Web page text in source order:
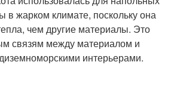
в жарком климате, поскольку она
чем другие материалы. Это
связям между материалом и
интерьерами.